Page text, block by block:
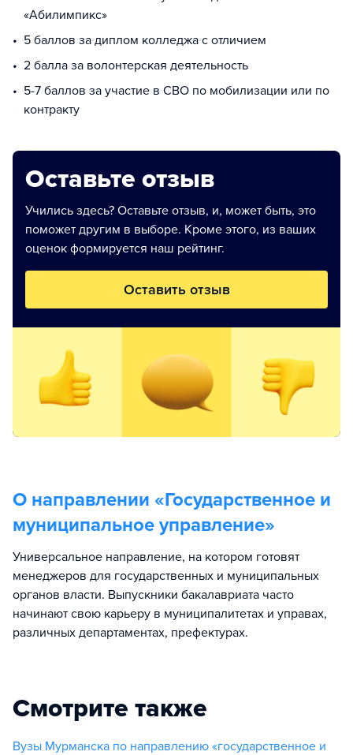
«Абилимпикс»
5 баллов за диплом колледжа с отличием
2 балла за волонтерская деятельность
5-7 баллов за участие в СВО по мобилизации или по
контракту
Оставьте отзыв
Учились здесь? Оставьте отзыв, и, может быть, это
поможет другим в выборе. Кроме этого, из ваших
оценок формируется наш рейтинг.
Оставить отзыв
О направлении «Государственное и
муниципальное управление»
Универсальное направление, на котором готовят
менеджеров для государственных и муниципальных
органов власти. Выпускники бакалавриата часто
начинают свою карьеру в муниципалитетах и управах,
различных департаментах, префектурах.
Смотрите также
Вузы Мурманска по направлению «государственное и